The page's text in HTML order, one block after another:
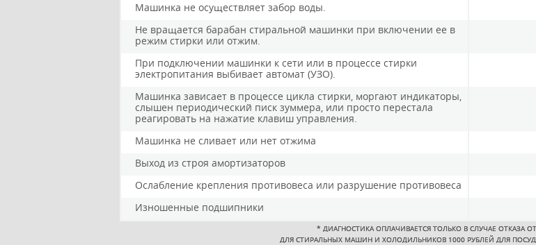
Машинка не осуществляет забор воды.
Не вращается барабан стиральной машинки при включении ее в
режим стирки или отжим.
При подключении машинки к сети или в процессе стирки
электропитания выбивает автомат (УЗО).
Машинка зависает в процессе цикла стирки, моргают индикаторы,
слышен периодический писк зуммера, или просто перестала
реагировать на нажатие клавиш управления.
Машинка не сливает или нет отжима
Выход из строя амортизаторов
Ослабление крепления противовеса или разрушение противовеса
Изношенные подшипники
* ДИАГНОСТИКА ОПЛАЧИВАЕТСЯ ТОЛЬКО В СЛУЧАЕ ОТКАЗА
ДЛЯ СТИРАЛЬНЫХ МАШИН И ХОЛОДИЛЬНИКОВ 1000 РУБЛЕЙ ДЛЯ